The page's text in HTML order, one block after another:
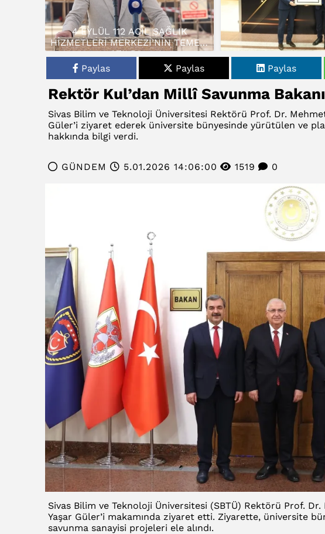
4 EYLÜL 112 ACİL SAĞLIK
HİZMETLERİ MERKEZİ’NİN TEMELİ
ATILDI…
Paylas
Paylas Paylas
Rektör Kul’dan Millî Savunma
Sivas Bilim ve Teknoloji Üniversitesi Rektörü Prof. Dr.
Güler’i ziyaret ederek üniversite bünyesinde yürütülen ve
hakkında bilgi verdi.
GÜNDEM 5.01.2026 14:06:00 1519 0
Sivas Bilim ve Teknoloji Üniversitesi (SBTÜ) Rektörü Prof.
Yaşar Güler’i makamında ziyaret etti. Ziyarette, üniversite
savunma sanayisi projeleri ele alındı.